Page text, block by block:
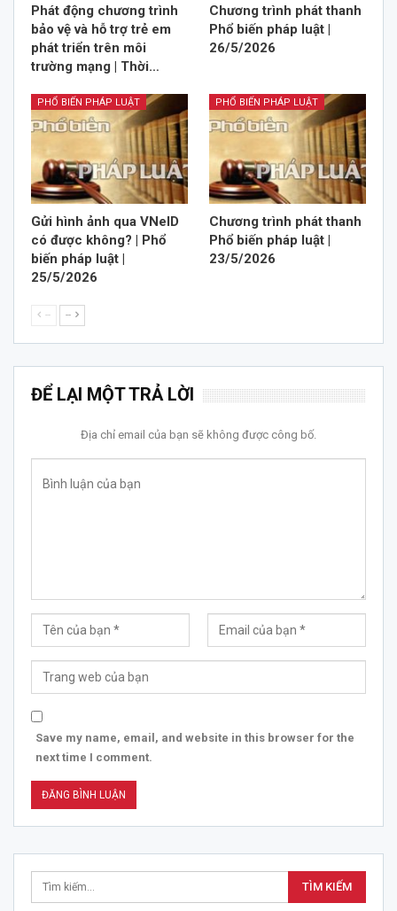
Phát động chương trình
bảo vệ và hỗ trợ trẻ em
phát triển trên môi
trường mạng | Thời…
Chương trình phát thanh
Phổ biến pháp luật |
26/5/2026
PHỔ BIẾN PHÁP LUẬT
Gửi hình ảnh qua VNeID
có được không? | Phổ
biến pháp luật |
25/5/2026
PHỔ BIẾN PHÁP LUẬT
Chương trình phát thanh
Phổ biến pháp luật |
23/5/2026
-- --
ĐỂ LẠI MỘT TRẢ LỜI
Địa chỉ email của bạn sẽ không được công bố.
Save my name, email, and website in this browser for the
next time I comment.